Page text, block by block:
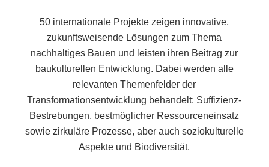
50 internationale Projekte zeigen innovative,
zukunftsweisende Lösungen zum Thema
nachhaltiges Bauen und leisten ihren Beitrag zur
baukulturellen Entwicklung. Dabei werden alle
relevanten Themenfelder der
Transformationsentwicklung behandelt: Suffizienz-
Bestrebungen, bestmöglicher Ressourceneinsatz
sowie zirkuläre Prozesse, aber auch soziokulturelle
Aspekte und Biodiversität.